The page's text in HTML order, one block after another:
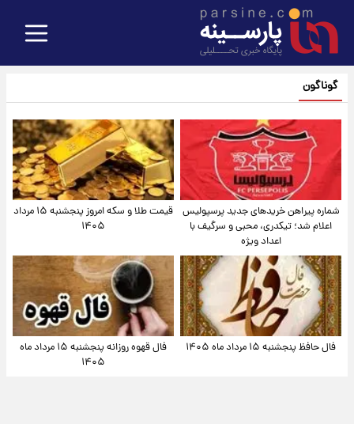
گوناگون
شماره پیراهن خریدهای جدید پرسپولیس
اعلام شد؛ تیکدری، محبی و سرگیف با
اعداد ویژه
قیمت طلا و سکه امروز پنجشنبه ۱۵ مرداد
۱۴۰۵
فال حافظ پنجشنبه ۱۵ مرداد ماه ۱۴۰۵
فال قهوه روزانه پنجشنبه ۱۵ مرداد ماه
۱۴۰۵